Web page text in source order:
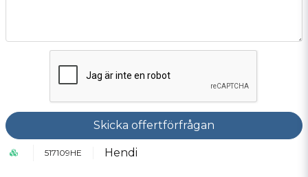
Skicka offertförfrågan
517109HE Hendi